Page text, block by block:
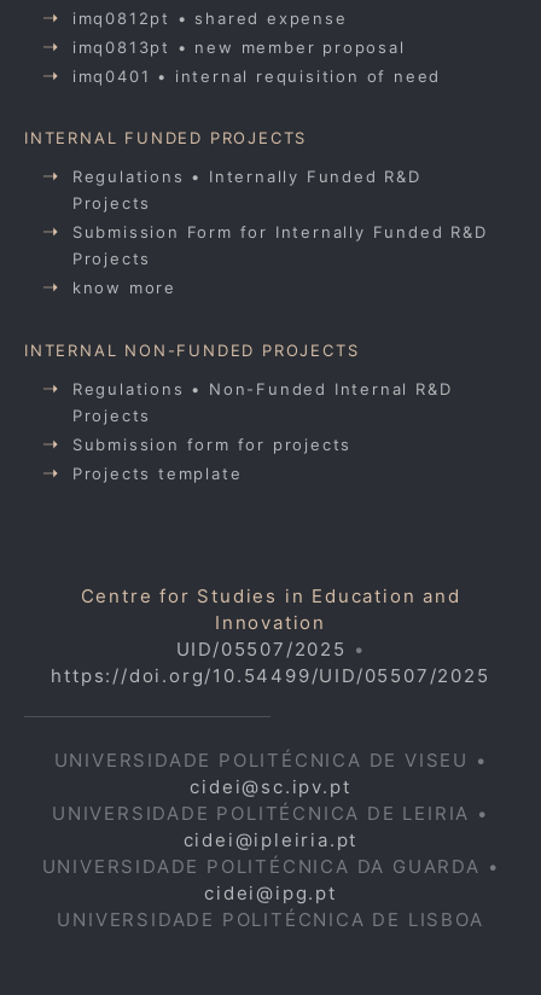
imq0812pt • shared expense
imq0813pt • new member proposal
imq0401 • internal requisition of need
INTERNAL FUNDED PROJECTS
Regulations • Internally Funded R&D
Projects
Submission Form for Internally Funded R&D
Projects
know more
INTERNAL NON-FUNDED PROJECTS
Regulations • Non-Funded Internal R&D
Projects
Submission form for projects
Projects template
Centre for Studies in Education and
Innovation
UID/05507/2025 •
https://doi.org/10.54499/UID/05507/2025
UNIVERSIDADE POLITÉCNICA DE VISEU •
cidei@sc.ipv.pt
UNIVERSIDADE POLITÉCNICA DE LEIRIA •
cidei@ipleiria.pt
UNIVERSIDADE POLITÉCNICA DA GUARDA •
cidei@ipg.pt
UNIVERSIDADE POLITÉCNICA DE LISBOA